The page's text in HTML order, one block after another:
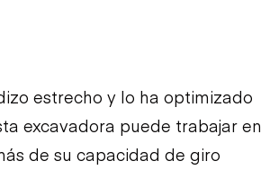
estrecho y lo ha optimizado
excavadora puede trabajar en
de su capacidad de giro